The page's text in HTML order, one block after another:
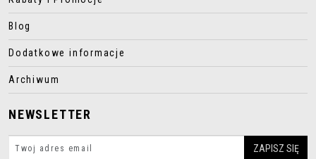
Blog
Dodatkowe informacje
Archiwum
NEWSLETTER